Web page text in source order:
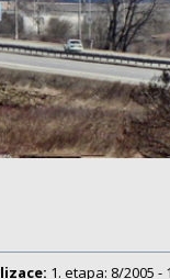
1. etapa: 8/2005 -